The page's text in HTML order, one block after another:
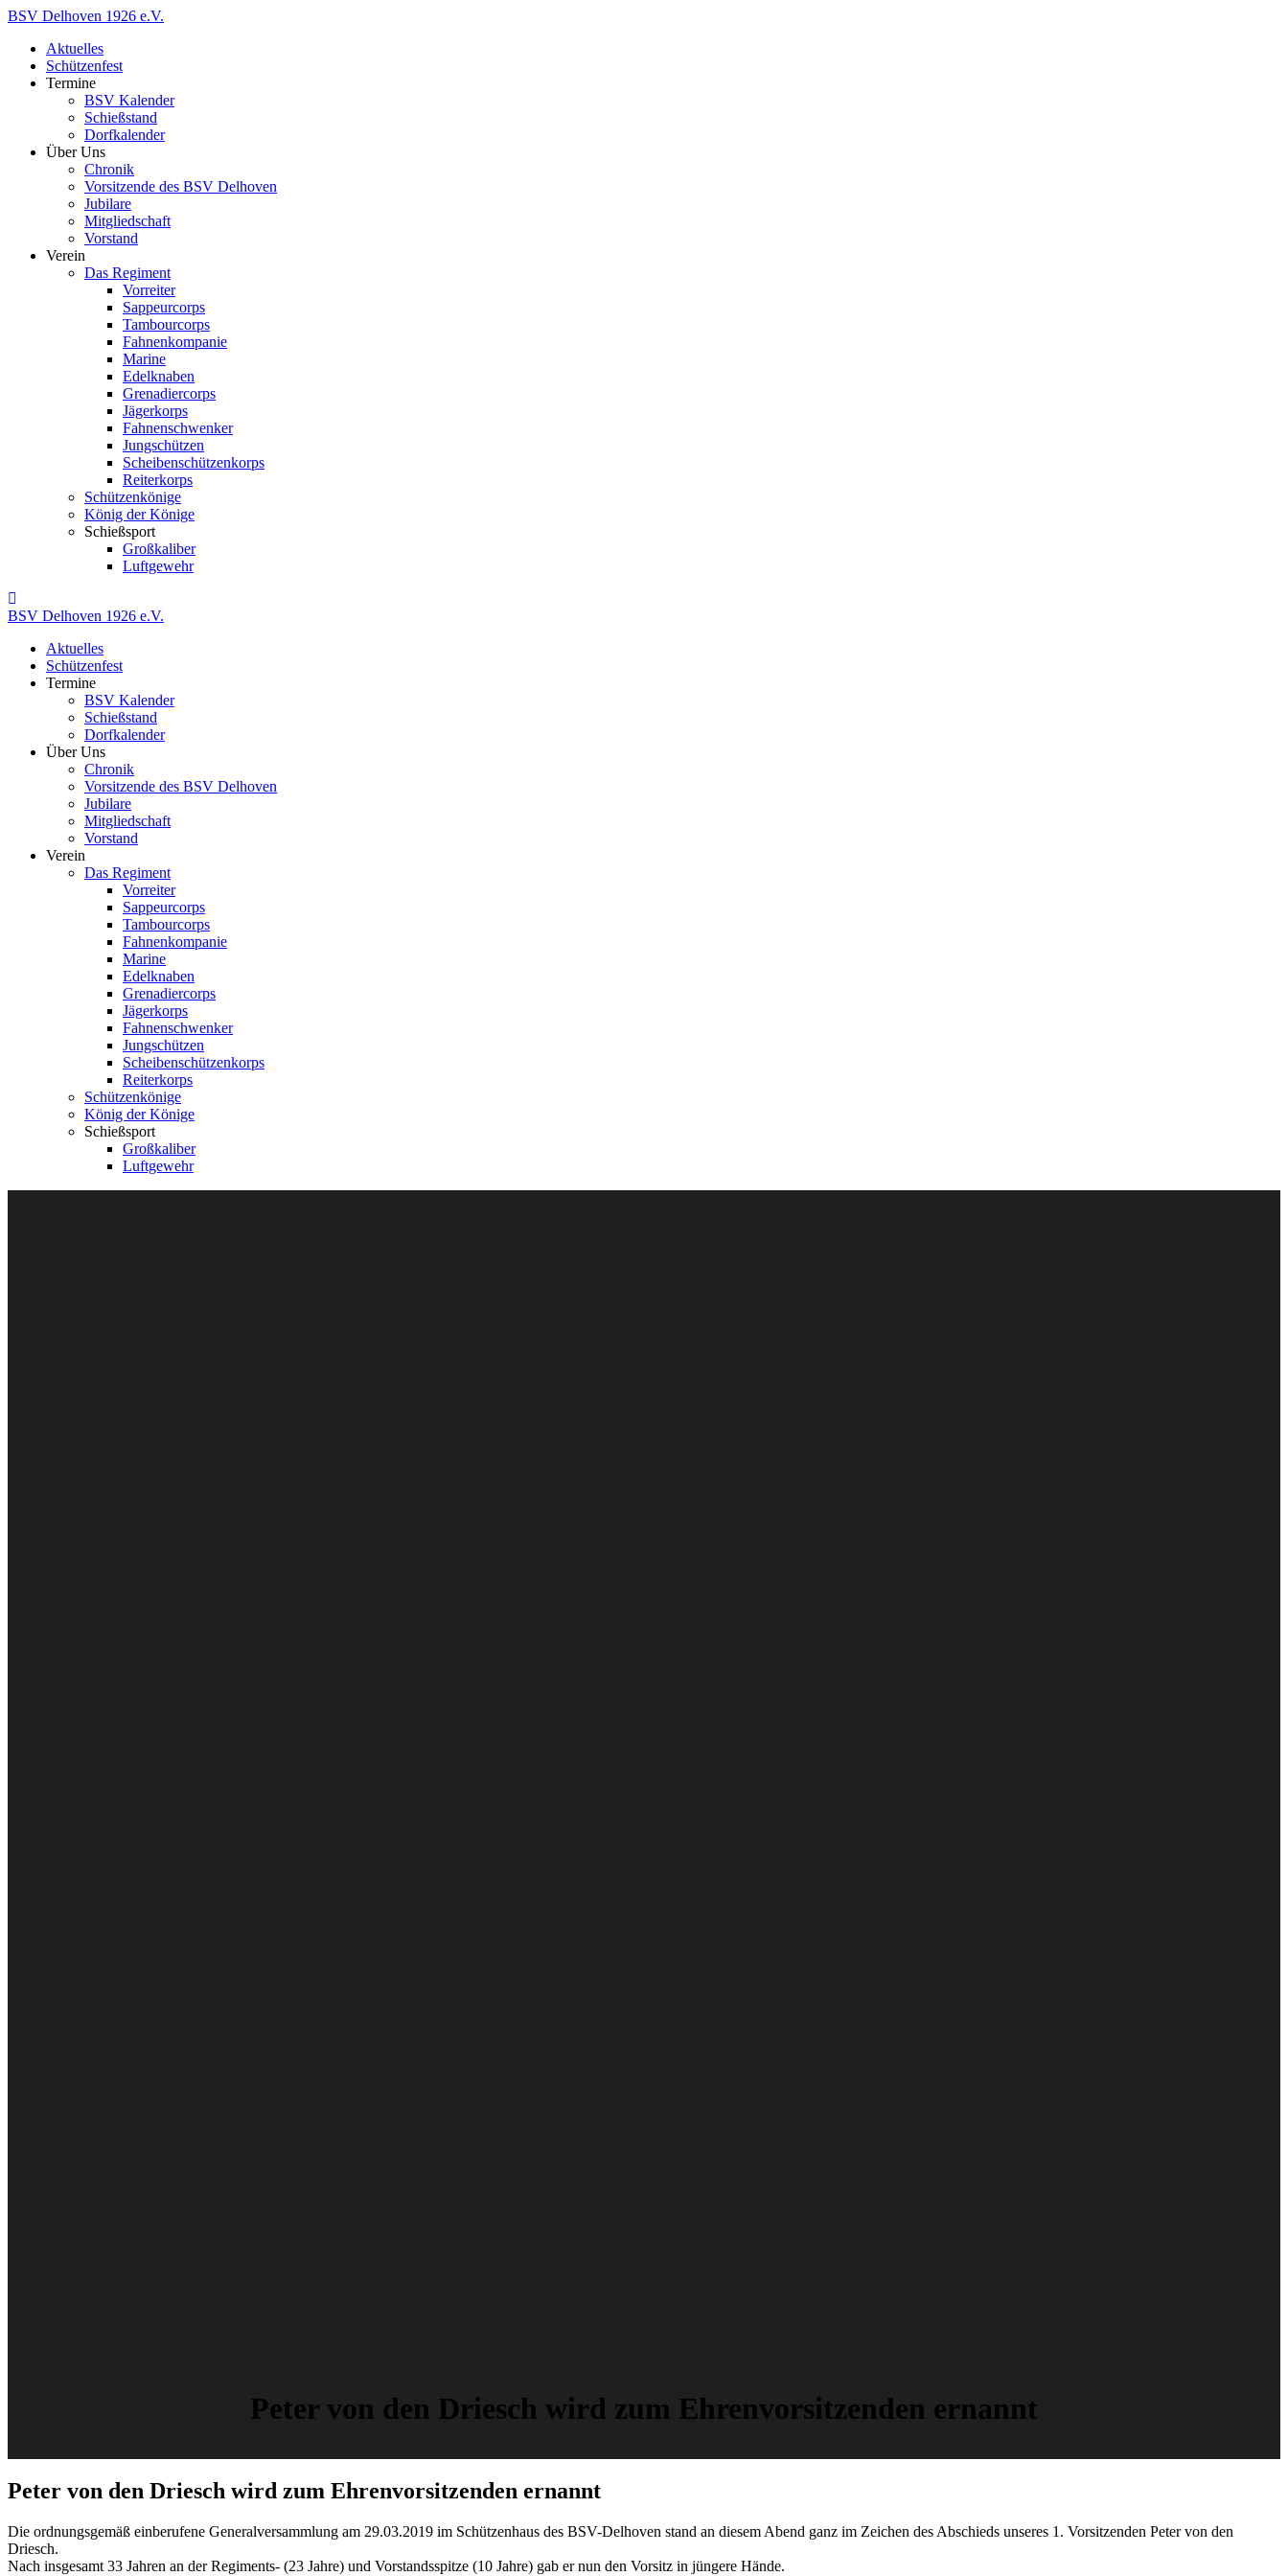
BSV Delhoven 1926 e.V.
Aktuelles
Schützenfest
Termine
BSV Kalender
Schießstand
Dorfkalender
Über Uns
Chronik
Vorsitzende des BSV Delhoven
Jubilare
Mitgliedschaft
Vorstand
Verein
Das Regiment
Vorreiter
Sappeurcorps
Tambourcorps
Fahnenkompanie
Marine
Edelknaben
Grenadiercorps
Jägerkorps
Fahnenschwenker
Jungschützen
Scheibenschützenkorps
Reiterkorps
Schützenkönige
König der Könige
Schießsport
Großkaliber
Luftgewehr
BSV Delhoven 1926 e.V.
Aktuelles
Schützenfest
Termine
BSV Kalender
Schießstand
Dorfkalender
Über Uns
Chronik
Vorsitzende des BSV Delhoven
Jubilare
Mitgliedschaft
Vorstand
Verein
Das Regiment
Vorreiter
Sappeurcorps
Tambourcorps
Fahnenkompanie
Marine
Edelknaben
Grenadiercorps
Jägerkorps
Fahnenschwenker
Jungschützen
Scheibenschützenkorps
Reiterkorps
Schützenkönige
König der Könige
Schießsport
Großkaliber
Luftgewehr
Peter von den Driesch wird zum Ehrenvorsitzenden ernannt
Peter von den Driesch wird zum Ehrenvorsitzenden ernannt
Die ordnungsgemäß einberufene Generalversammlung am 29.03.2019 im Schützenhaus des BSV-Delhoven stand an diesem Abend ganz im Zeichen des Abschieds unseres 1. Vorsitzenden Peter von den
Driesch.
Nach insgesamt 33 Jahren an der Regiments- (23 Jahre) und Vorstandsspitze (10 Jahre) gab er nun den Vorsitz in jüngere Hände.